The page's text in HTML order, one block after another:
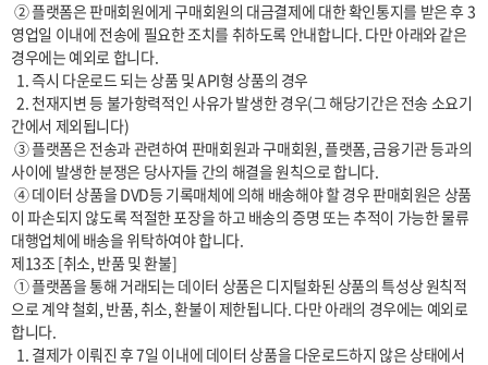
영업일 이내에 전송에 필요한 조치를 취하도록 안내합니다. 다만 아래와 같은
경우에는 예외로 합니다.
  2. 천재지변 등 불가항력적인 사유가 발생한 경우(그 해당기간은 전송 소요기
간에서 제외됩니다)
사이에 발생한 분쟁은 당사자들 간의 해결을 원칙으로 합니다.
이 파손되지 않도록 적절한 포장을 하고 배송의 증명 또는 추적이 가능한 물류
대행업체에 배송을 위탁하여야 합니다.
제13조 [취소, 반품 및 환불]
으로 계약 철회, 반품, 취소, 환불이 제한됩니다. 다만 아래의 경우에는 예외로
합니다.